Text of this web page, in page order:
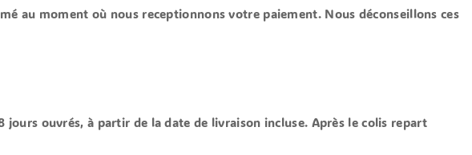
au moment où nous receptionnons votre paiement. Nous déconseillons ces
jours ouvrés, à partir de la date de livraison incluse. Après le colis repart